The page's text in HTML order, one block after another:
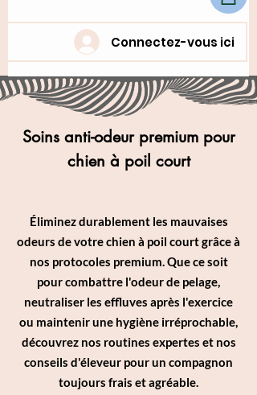
Connectez-vous ici
Soins anti-odeur premium pour
chien à poil court
Éliminez durablement les mauvaises
odeurs de votre chien à poil court grâce à
nos protocoles premium. Que ce soit
pour combattre l'odeur de pelage,
neutraliser les effluves après l'exercice
ou maintenir une hygiène irréprochable,
découvrez nos routines expertes et nos
conseils d'éleveur pour un compagnon
toujours frais et agréable.